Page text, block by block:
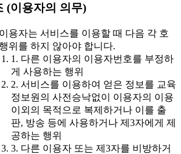
(이용자의 의무)
용자는 서비스를 이용할 때 다음 각 호
위를 하지 않아야 합니다.
1. 다른 이용자의 이용자번호를 부정하
게 사용하는 행위
2. 서비스를 이용하여 얻은 정보를 교육
정보원의 사전승낙없이 이용자의 이용
이외의 목적으로 복제하거나 이를 출
판, 방송 등에 사용하거나 제3자에게 제
공하는 행위
3. 다른 이용자 또는 제3자를 비방하거